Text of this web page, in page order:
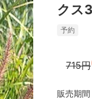
クス
予約
715円
販売期